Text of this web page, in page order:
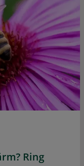
Ring